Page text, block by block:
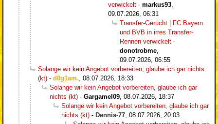
verwickelt - markus93
09.07.2026, 06:31
Transfer-Gerücht | FC Bayern
und BVB in irres Transfer-
Rennen verwickelt -
donotrobme
09.07.2026, 06:55
Solange wir kein Angebot vorbereiten, glaube ich gar nichts
(kt) - d0g1am. 08.07.2026, 18:33
Solange wir kein Angebot vorbereiten, glaube ich gar
nichts (kt) - Gargamel09 08.07.2026, 18:37
Solange wir kein Angebot vorbereiten, glaube ich gar
nichts (kt) - Dennis-77 08.07.2026, 20:03